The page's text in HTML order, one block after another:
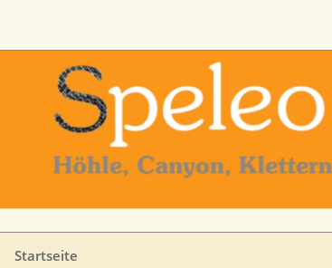
Startseite